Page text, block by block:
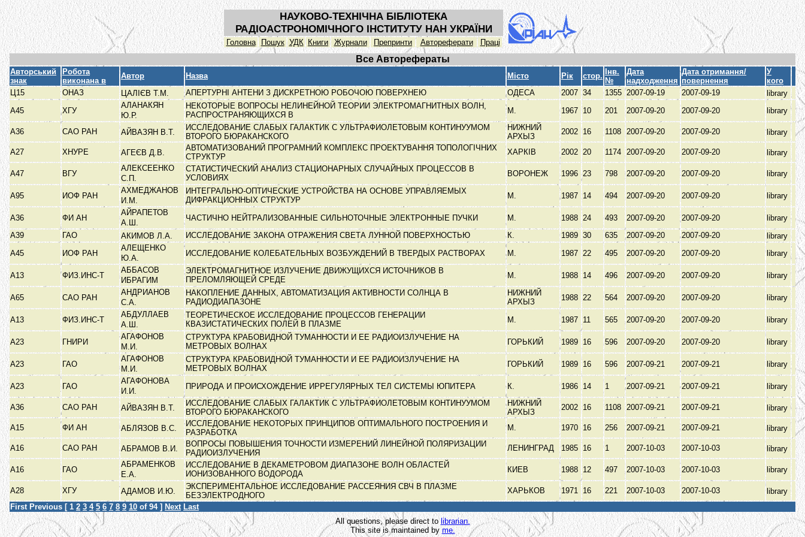
НАУКОВО-ТЕХНІЧНА БІБЛІОТЕКА
РАДІОАСТРОНОМІЧНОГО ІНСТИТУТУ НАН УКРАЇНИ
Головна Пошук УДК Книги Журнали Препринти Автореферати Праці
Все Авторефераты
Авторський
знак
Робота
виконана в
Автор Назва Місто Рік стор.
Інв.
№
Дата
надходження
Дата отримання/
повернення
У
кого
Ц15
ОНАЗ ЦАЛІЄВ Т.М. АПЕРТУРНІ АНТЕНИ З ДИСКРЕТНОЮ РОБОЧОЮ ПОВЕРХНЕЮ ОДЕСА 2007 34 1355 2007-09-19 2007-09-19
library
А45
ХГУ
АЛАНАКЯН
Ю.Р.
НЕКОТОРЫЕ ВОПРОСЫ НЕЛИНЕЙНОЙ ТЕОРИИ ЭЛЕКТРОМАГНИТНЫХ ВОЛН,
РАСПРОСТРАНЯЮЩИХСЯ В
М. 1967 10 201 2007-09-20 2007-09-20 library
А36 САО РАН АЙВАЗЯН В.Т.
ИССЛЕДОВАНИЕ СЛАБЫХ ГАЛАКТИК С УЛЬТРАФИОЛЕТОВЫМ КОНТИНУУМОМ
ВТОРОГО БЮРАКАНСКОГО
НИЖНИЙ
АРХЫЗ
2002 16 1108 2007-09-20 2007-09-20 library
А27 ХНУРЕ АГЕЄВ Д.В.
АВТОМАТИЗОВАНИЙ ПРОГРАМНИЙ КОМПЛЕКС ПРОЕКТУВАННЯ ТОПОЛОГІЧНИХ
СТРУКТУР
ХАРКІВ 2002 20 1174 2007-09-20 2007-09-20 library
А47 ВГУ
АЛЕКСЕЕНКО
С.П.
СТАТИСТИЧЕСКИЙ АНАЛИЗ СТАЦИОНАРНЫХ СЛУЧАЙНЫХ ПРОЦЕССОВ В
УСЛОВИЯХ
ВОРОНЕЖ 1996 23 798 2007-09-20 2007-09-20 library
А95 ИОФ РАН
АХМЕДЖАНОВ
И.М.
ИНТЕГРАЛЬНО-ОПТИЧЕСКИЕ УСТРОЙСТВА НА ОСНОВЕ УПРАВЛЯЕМЫХ
ДИФРАКЦИОННЫХ СТРУКТУР
М. 1987 14 494 2007-09-20 2007-09-20 library
А36 ФИ АН
АЙРАПЕТОВ
А.Ш.
ЧАСТИЧНО НЕЙТРАЛИЗОВАННЫЕ СИЛЬНОТОЧНЫЕ ЭЛЕКТРОННЫЕ ПУЧКИ М. 1988 24 493 2007-09-20 2007-09-20
library
А39
ГАО АКИМОВ Л.А. ИССЛЕДОВАНИЕ ЗАКОНА ОТРАЖЕНИЯ СВЕТА ЛУННОЙ ПОВЕРХНОСТЬЮ К. 1989 30 635 2007-09-20 2007-09-20
library
А45
ИОФ РАН
АЛЕЩЕНКО
Ю.А.
ИССЛЕДОВАНИЕ КОЛЕБАТЕЛЬНЫХ ВОЗБУЖДЕНИЙ В ТВЕРДЫХ РАСТВОРАХ М. 1987 22 495 2007-09-20 2007-09-20 library
А13 ФИЗ.ИНС-Т
АББАСОВ
ИБРАГИМ
ЭЛЕКТРОМАГНИТНОЕ ИЗЛУЧЕНИЕ ДВИЖУЩИХСЯ ИСТОЧНИКОВ В
ПРЕЛОМЛЯЮЩЕЙ СРЕДЕ
М. 1988 14 496 2007-09-20 2007-09-20 library
А65 САО РАН
АНДРИАНОВ
С.А.
НАКОПЛЕНИЕ ДАННЫХ, АВТОМАТИЗАЦИЯ АКТИВНОСТИ СОЛНЦА В
РАДИОДИАПАЗОНЕ
НИЖНИЙ
АРХЫЗ
1988 22 564 2007-09-20 2007-09-20 library
А13 ФИЗ.ИНС-Т
АБДУЛЛАЕВ
А.Ш.
ТЕОРЕТИЧЕСКОЕ ИССЛЕДОВАНИЕ ПРОЦЕССОВ ГЕНЕРАЦИИ
КВАЗИСТАТИЧЕСКИХ ПОЛЕЙ В ПЛАЗМЕ
М. 1987 11 565 2007-09-20 2007-09-20 library
А23 ГНИРИ
АГАФОНОВ
М.И.
СТРУКТУРА КРАБОВИДНОЙ ТУМАННОСТИ И ЕЕ РАДИОИЗЛУЧЕНИЕ НА
МЕТРОВЫХ ВОЛНАХ
ГОРЬКИЙ 1989 16 596 2007-09-20 2007-09-20 library
А23 ГАО
АГАФОНОВ
М.И.
СТРУКТУРА КРАБОВИДНОЙ ТУМАННОСТИ И ЕЕ РАДИОИЗЛУЧЕНИЕ НА
МЕТРОВЫХ ВОЛНАХ
ГОРЬКИЙ 1989 16 596 2007-09-21 2007-09-21 library
А23 ГАО
АГАФОНОВА
И.И.
ПРИРОДА И ПРОИСХОЖДЕНИЕ ИРРЕГУЛЯРНЫХ ТЕЛ СИСТЕМЫ ЮПИТЕРА К. 1986 14 1 2007-09-21 2007-09-21 library
А36 САО РАН АЙВАЗЯН В.Т.
ИССЛЕДОВАНИЕ СЛАБЫХ ГАЛАКТИК С УЛЬТРАФИОЛЕТОВЫМ КОНТИНУУМОМ
ВТОРОГО БЮРАКАНСКОГО
НИЖНИЙ
АРХЫЗ
2002 16 1108 2007-09-21 2007-09-21 library
А15 ФИ АН АБЛЯЗОВ В.С.
ИССЛЕДОВАНИЕ НЕКОТОРЫХ ПРИНЦИПОВ ОПТИМАЛЬНОГО ПОСТРОЕНИЯ И
РАЗРАБОТКА
М. 1970 16 256 2007-09-21 2007-09-21 library
А16 САО РАН АБРАМОВ В.И.
ВОПРОСЫ ПОВЫШЕНИЯ ТОЧНОСТИ ИЗМЕРЕНИЙ ЛИНЕЙНОЙ ПОЛЯРИЗАЦИИ
РАДИОИЗЛУЧЕНИЯ
ЛЕНИНГРАД 1985 16 1 2007-10-03 2007-10-03 library
А16 ГАО
АБРАМЕНКОВ
Е.А.
ИССЛЕДОВАНИЕ В ДЕКАМЕТРОВОМ ДИАПАЗОНЕ ВОЛН ОБЛАСТЕЙ
ИОНИЗОВАННОГО ВОДОРОДА
КИЕВ 1988 12 497 2007-10-03 2007-10-03 library
А28 ХГУ АДАМОВ И.Ю.
ЭКСПЕРИМЕНТАЛЬНОЕ ИССЛЕДОВАНИЕ РАССЕЯНИЯ СВЧ В ПЛАЗМЕ
БЕЗЭЛЕКТРОДНОГО
ХАРЬКОВ 1971 16 221 2007-10-03 2007-10-03
library
First Previous [ 1 2 3 4 5 6 7 8 9 10 of 94 ] Next Last
All questions, please direct tolibrarian.
This site is maintained byme.